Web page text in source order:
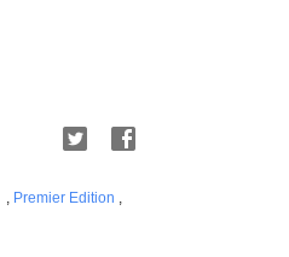
, Premier Edition ,